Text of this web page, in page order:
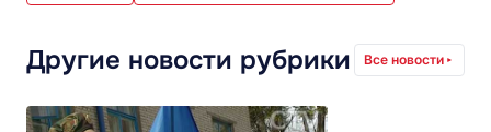
Другие новости рубрики Все новости